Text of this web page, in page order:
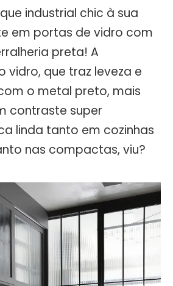
industrial chic à sua
em portas de vidro com
preta! A
vidro, que traz leveza e
o metal preto, mais
contraste super
linda tanto em cozinhas
nas compactas, viu?